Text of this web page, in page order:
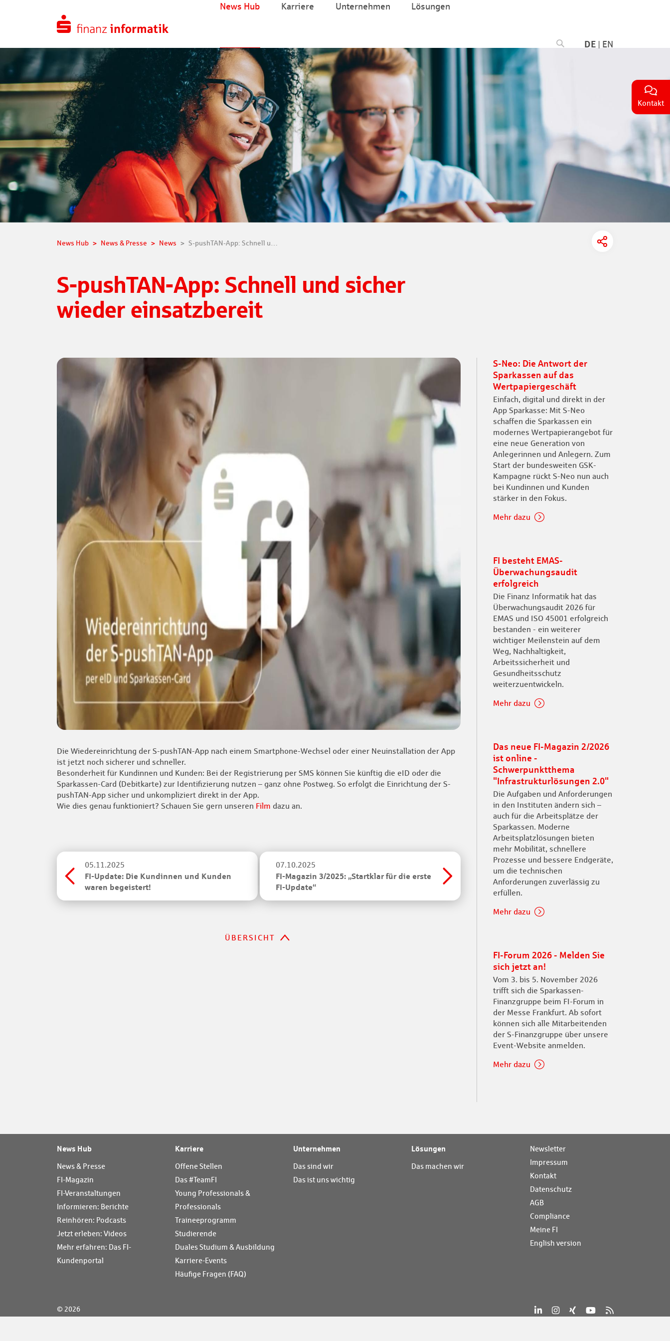
Kontakt
News Hub Karriere Unternehmen Lösungen
DE | EN
News Hub News & Presse News
S-pushTAN-App: Schnell und sicher
wieder einsatzbereit
Die Wiedereinrichtung der S-pushTAN-App nach einem Smartphone-Wechsel oder einer Neuinstallation der App
ist jetzt noch sicherer und schneller.
Besonderheit für Kundinnen und Kunden: Bei der Registrierung per SMS können Sie künftig die eID oder die
Sparkassen-Card (Debitkarte) zur Identifizierung nutzen – ganz ohne Postweg. So erfolgt die Einrichtung der S-
pushTAN-App sicher und unkompliziert direkt in der App.
Wie dies genau funktioniert? Schauen Sie gern unseren Film dazu an.
05.11.2025
FI-Update: Die Kundinnen und Kunden
waren begeistert!
07.10.2025
FI-Magazin 3/2025: „Startklar für die erste
FI-Update“
ÜBERSICHT
S-Neo: Die Antwort der
Sparkassen auf das
Wertpapiergeschäft
Einfach, digital und direkt in der
App Sparkasse: Mit S-Neo
schaffen die Sparkassen ein
modernes Wertpapierangebot für
eine neue Generation von
Anlegerinnen und Anlegern. Zum
Start der bundesweiten GSK-
Kampagne rückt S-Neo nun auch
bei Kundinnen und Kunden
stärker in den Fokus.
Mehr dazu
FI besteht EMAS-
Überwachungsaudit
erfolgreich
Die Finanz Informatik hat das
Überwachungsaudit 2026 für
EMAS und ISO 45001 erfolgreich
bestanden - ein weiterer
wichtiger Meilenstein auf dem
Weg, Nachhaltigkeit,
Arbeitssicherheit und
Gesundheitsschutz
weiterzuentwickeln.
Mehr dazu
Das neue FI-Magazin 2/2026
ist online -
Schwerpunktthema
"Infrastrukturlösungen 2.0"
Die Aufgaben und Anforderungen
in den Instituten ändern sich –
auch für die Arbeitsplätze der
Sparkassen. Moderne
Arbeitsplatzlösungen bieten
mehr Mobilität, schnellere
Prozesse und bessere Endgeräte,
um die technischen
Anforderungen zuverlässig zu
erfüllen.
Mehr dazu
FI-Forum 2026 - Melden Sie
sich jetzt an!
Vom 3. bis 5. November 2026
trifft sich die Sparkassen-
Finanzgruppe beim FI-Forum in
der Messe Frankfurt. Ab sofort
können sich alle Mitarbeitenden
der S-Finanzgruppe über unsere
Event-Website anmelden.
Mehr dazu
News Hub
News & Presse
FI-Magazin
FI-Veranstaltungen
Informieren: Berichte
Reinhören: Podcasts
Jetzt erleben: Videos
Mehr erfahren: Das FI-
Kundenportal
Karriere
Offene Stellen
Das #TeamFI
Young Professionals &
Professionals
Traineeprogramm
Studierende
Duales Studium & Ausbildung
Karriere-Events
Häufige Fragen (FAQ)
Unternehmen
Das sind wir
Das ist uns wichtig
Lösungen
Das machen wir
Newsletter
Impressum
Kontakt
Datenschutz
AGB
Compliance
Meine FI
English version
© 2026